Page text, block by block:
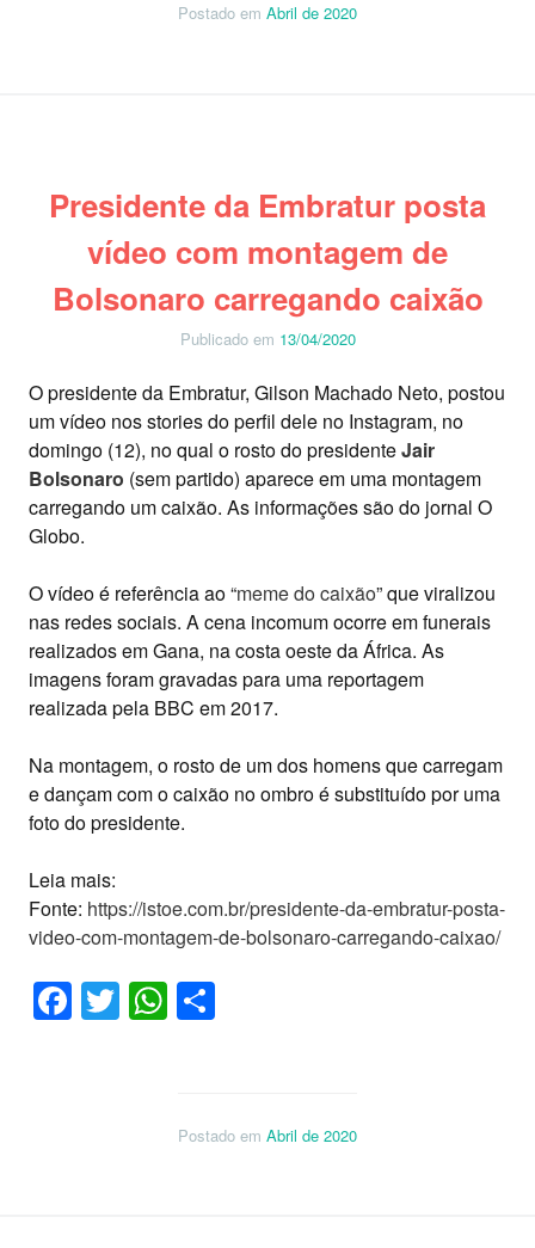
Postado em Abril de 2020
Presidente da Embratur posta
vídeo com montagem de
Bolsonaro carregando caixão
Publicado em 13/04/2020
O presidente da Embratur, Gilson Machado Neto, postou
um vídeo nos stories do perfil dele no Instagram, no
domingo (12), no qual o rosto do presidenteJair
Bolsonaro (sem partido) aparece em uma montagem
carregando um caixão. As informações são do jornal O
Globo.
O vídeo é referência ao “meme do caixão” que viralizou
nas redes sociais. A cena incomum ocorre em funerais
realizados em Gana, na costa oeste da África. As
imagens foram gravadas para uma reportagem
realizada pela BBC em 2017.
Na montagem, o rosto de um dos homens que carregam
e dançam com o caixão no ombro é substituído por uma
foto do presidente.
Leia mais:
Fonte: https://istoe.com.br/presidente-da-embratur-posta-
video-com-montagem-de-bolsonaro-carregando-caixao/
Facebook
TwitterWhatsApp
Postado em Abril de 2020